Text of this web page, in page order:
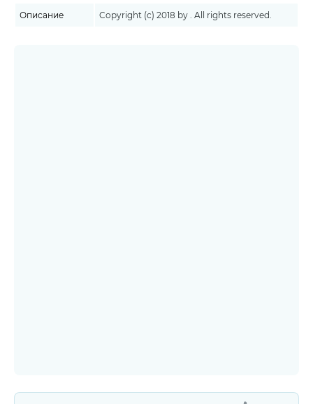
Описание Copyright (c) 2018 by . All rights reserved.